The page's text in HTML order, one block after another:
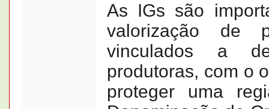
As IGs são
valorização de
vinculados a
produtoras, com o
proteger uma